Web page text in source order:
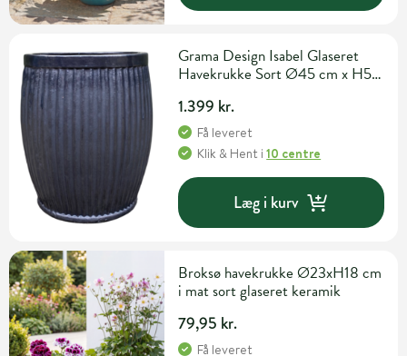
Grama Design Isabel Glaseret
Havekrukke Sort Ø45 cm x H50
1.399 kr.
Få leveret
Klik & Hent i10 centre
Læg i kurv
Broksø havekrukke Ø23xH18 cm
i mat sort glaseret keramik
79,95 kr.
Få leveret